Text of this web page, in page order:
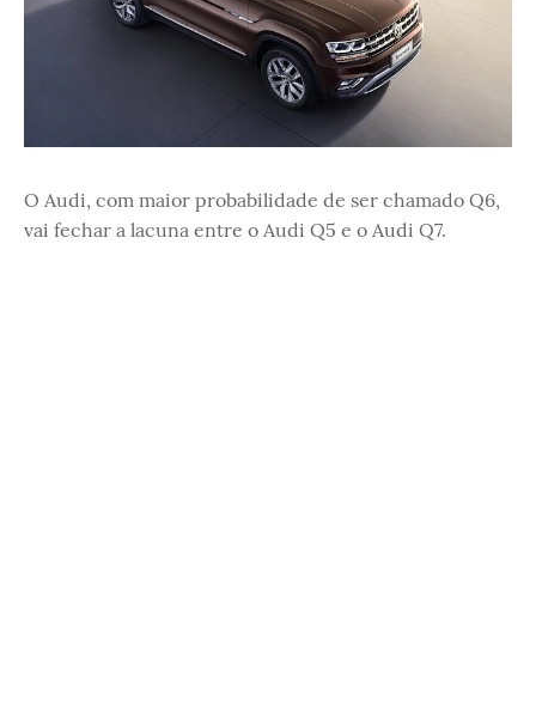
O Audi, com maior probabilidade de ser chamado Q6,
vai fechar a lacuna entre o Audi Q5 e o Audi Q7.